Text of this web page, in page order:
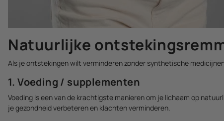
Natuurlijke
Als je ontstekingen wilt verminderen zonder synthetische
1. Voeding / supplementen
Voeding is een van de krachtigste manieren om je lichaam op
je gezondheid verbeteren en klachten verminderen.